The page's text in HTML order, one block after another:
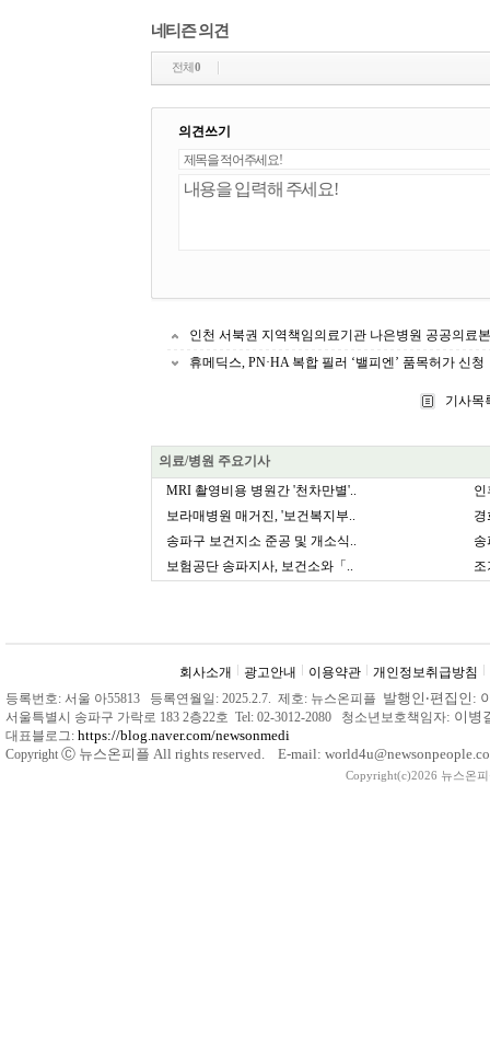
네티즌 의견
전체0
의견쓰기
인천 서북권 지역책임의료기관 나은병원 공공의료
휴메딕스, PN·HA 복합 필러 ‘밸피엔’ 품목허가 신청
기사목
의료/병원 주요기사
MRI 촬영비용 병원간 '천차만별'..
인
보라매병원 매거진, '보건복지부..
경
송파구 보건지소 준공 및 개소식..
송
보험공단 송파지사, 보건소와「..
회사소개 광고안내 이용약관
개인정보취급방침
등록번호: 서울 아55813 등록연월일: 2025.2.7. 제호: 뉴스온피플 발행인 ‧편집인:
서울특별시 송파구 가락로 183 2층22호 Tel: 02-3012-2080 청소년보호책임자: 이
대표블로그: https://blog.naver.com/newsonmedi
Copyright Ⓒ 뉴스온피플 All rights reserved. E-mail:
Copyright(c)2026 뉴스온